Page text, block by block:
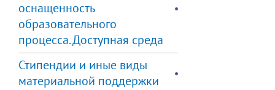
оснащенность
образовательного
процесса. Доступная среда
Стипендии и иные виды
материальной поддержки